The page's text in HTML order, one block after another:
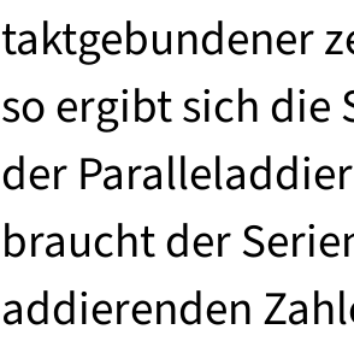
taktgebundener
so ergibt sich die
der
braucht der
addierenden